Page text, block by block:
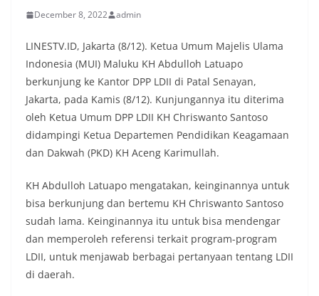
December 8, 2022 admin
LINESTV.ID, Jakarta (8/12). Ketua Umum Majelis Ulama
Indonesia (MUI) Maluku KH Abdulloh Latuapo
berkunjung ke Kantor DPP LDII di Patal Senayan,
Jakarta, pada Kamis (8/12). Kunjungannya itu diterima
oleh Ketua Umum DPP LDII KH Chriswanto Santoso
didampingi Ketua Departemen Pendidikan Keagamaan
dan Dakwah (PKD) KH Aceng Karimullah.
KH Abdulloh Latuapo mengatakan, keinginannya untuk
bisa berkunjung dan bertemu KH Chriswanto Santoso
sudah lama. Keinginannya itu untuk bisa mendengar
dan memperoleh referensi terkait program-program
LDII, untuk menjawab berbagai pertanyaan tentang LDII
di daerah.